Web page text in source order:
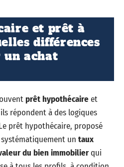
et prêt à
différences
achat
prêt hypothécaireet
répondent à des logiques
prêt hypothécaire, proposé
un taux
du bien immobilierqui